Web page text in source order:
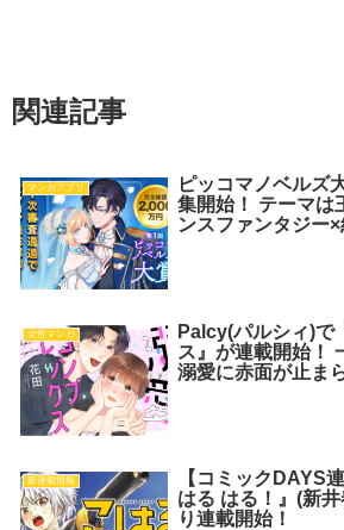
関連記事
マンガアプリ
ピッコマノベルズ
集開始！ テーマは
ンスファンタジー×
女性マンガ
Palcy(パルシィ)で
ス』が連載開始！
溺愛に赤面が止ま
新連載情報
【コミックDAYS
はる はる！』(新
り連載開始！